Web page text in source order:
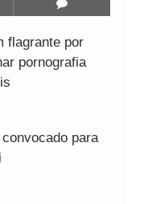
flagrante por
pornografia
para